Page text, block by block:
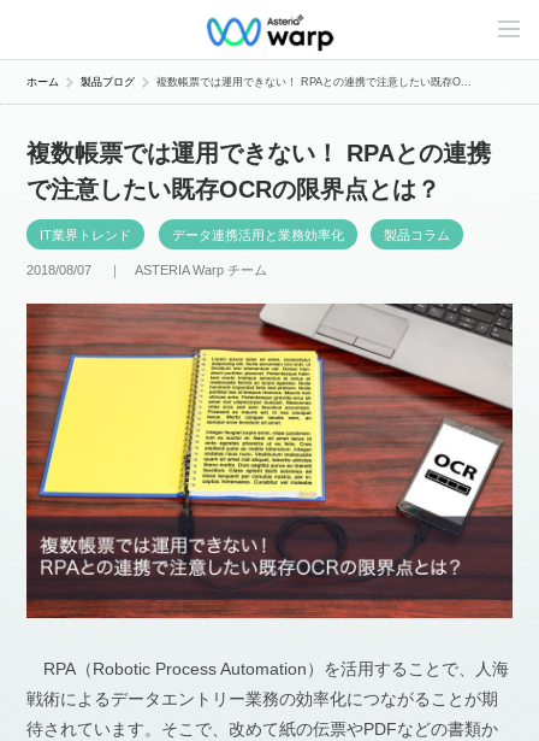
C
n
e
ホーム 製品ブログ 複数帳票では運用できない！ RPAとの連携で注意したい既存O...
複数帳票では運用できない！ RPAとの連携
で注意したい既存OCRの限界点とは？
IT業界トレンド データ連携活用と業務効率化 製品コラム
2018/08/07 ｜ASTERIA Warp チーム
RPA（Robotic Process Automation）を活用することで、人海
戦術によるデータエントリー業務の効率化につながることが期
待されています。そこで、改めて紙の伝票やPDFなどの書類か